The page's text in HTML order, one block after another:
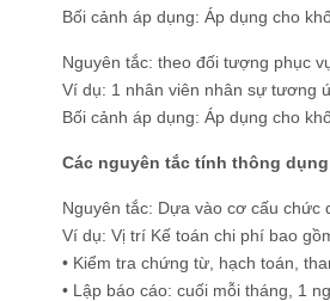
Bối cảnh áp dụng: Áp dụng cho
Nguyên tắc: theo đối tượng phục
Ví dụ: 1 nhân viên nhân sự tương
Bối cảnh áp dụng: Áp dụng cho
Các nguyên tắc tính thông
Nguyên tắc: Dựa vào cơ cấu
Ví dụ: Vị trí Kế toán chi phí bao
• Kiểm tra chứng từ, hạch toán,
• Lập báo cáo: cuối mỗi tháng, 1